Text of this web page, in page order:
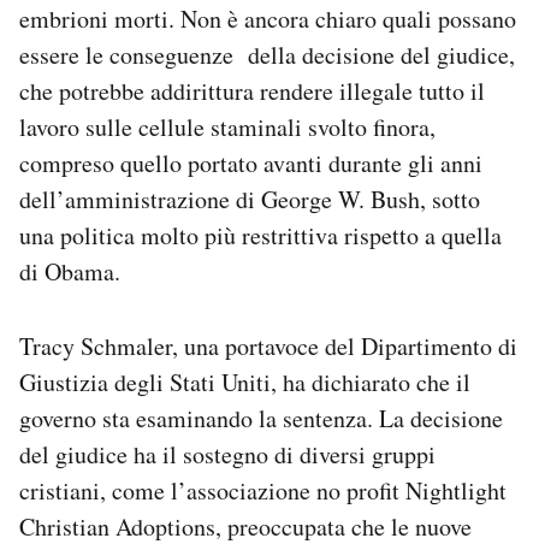
embrioni morti. Non è ancora chiaro quali possano
essere le conseguenze della decisione del giudice,
che potrebbe addirittura rendere illegale tutto il
lavoro sulle cellule staminali svolto finora,
compreso quello portato avanti durante gli anni
dell’amministrazione di George W. Bush, sotto
una politica molto più restrittiva rispetto a quella
di Obama.
Tracy Schmaler, una portavoce del Dipartimento di
Giustizia degli Stati Uniti, ha dichiarato che il
governo sta esaminando la sentenza. La decisione
del giudice ha il sostegno di diversi gruppi
cristiani, come l’associazione no profit Nightlight
Christian Adoptions, preoccupata che le nuove